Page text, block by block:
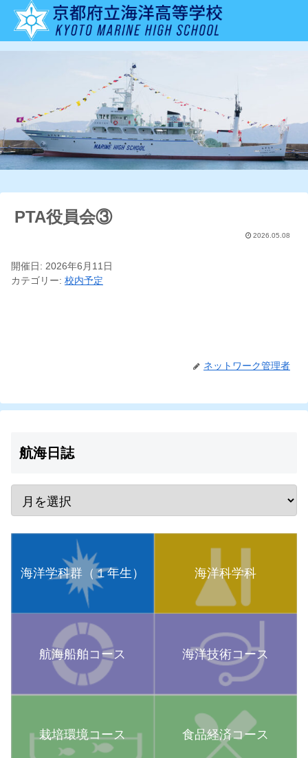
PTA役員会③
2026.05.08
開催日: 2026年6月11日
カテゴリー: 校内予定
ネットワーク管理者
航海日誌
海洋学科群（１年生） 海洋科学科
航海船舶コース 海洋技術コース
栽培環境コース 食品経済コース